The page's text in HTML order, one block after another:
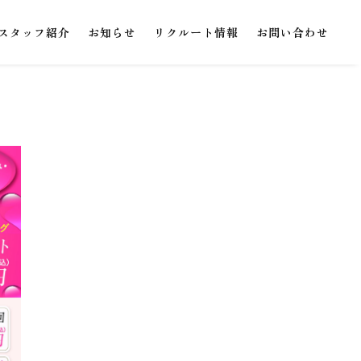
タッフ紹介 お知らせ リクルート情報 お問い合わせ